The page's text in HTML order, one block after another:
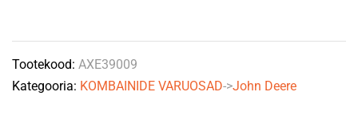
DEERE
quantity
Tootekood: AXE39009
Kategooria: KOMBAINIDE VARUOSAD->John Deere